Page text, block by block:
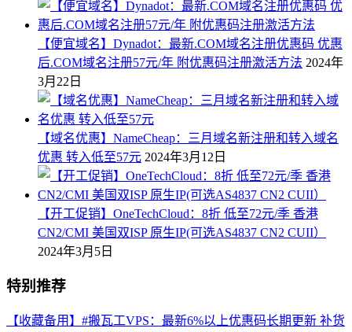
【便宜域名】Dynadot：最新.COM域名注册优惠码 优惠
后.COM域名注册57元/年 附优惠码注册激活方法 2024年
3月22日
【域名优惠】NameCheap：三月域名新注册和转入域名
优惠 转入低至57元 2024年3月12日
【开工促销】OneTechCloud：8折 低至72元/季 香港
CN2/CMI 美国双ISP 原生IP(可选AS4837 CN2 CUII）
2024年3月5日
特别推荐
【收藏备用】#搬瓦工VPS：最新6%以上优惠码长期更新 补货